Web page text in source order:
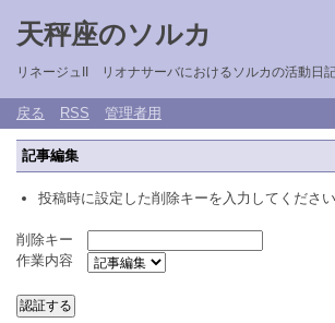
天秤座のソルカ
リネージュII リオナサーバにおけるソルカの活動日
戻る RSS 管理者用
記事編集
投稿時に設定した削除キーを入力してください
削除キー
作業内容